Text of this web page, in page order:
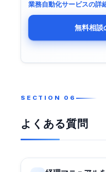
業務自動化サービスの詳
無料相談
よくある質問